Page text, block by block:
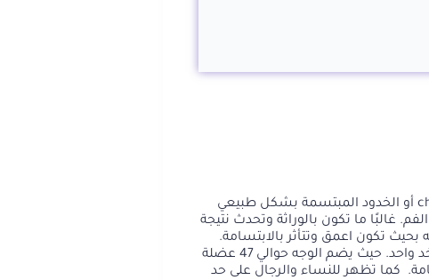
تظهر غمازات الوجه Facial dimplesأو غمازات الخد cheek dimples أو الخدود المبتسمة بشكل طبيعي
غالبًا ما تكون بالوراثة وتحدث نتيجة
تكون اعمق وتتأثر بالابتسامة.
وقد تحدث نتيجة حادثة تؤثر في عضلة الابتسام في الخدين او في خد واحد. حيث يضم الوجه حوالي 47 عضلة
كما تظهر للنساء والرجال على حد